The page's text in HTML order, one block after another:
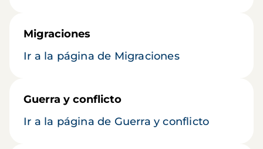
Migraciones
Ir a la página de Migraciones
Guerra y conflicto
Ir a la página de Guerra y conflicto